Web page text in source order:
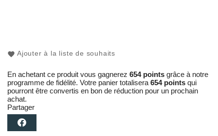
Ajouter à la liste de souhaits
En achetant ce produit vous gagnerez 654 points grâce à notre
programme de fidélité. Votre panier totalisera 654 points qui
pourront être convertis en bon de réduction pour un prochain
achat.
Partager